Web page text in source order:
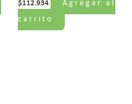
$112.934
Agregar al
carrito